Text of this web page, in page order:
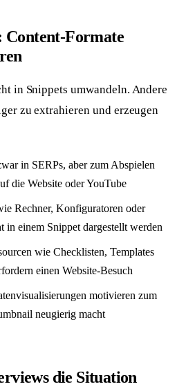
Content-Formate
in Snippets umwandeln. Andere
zu extrahieren und erzeugen
in SERPs, aber zum Abspielen
die Website oder YouTube
Rechner, Konfiguratoren oder
in einem Snippet dargestellt werden
wie Checklisten, Templates
einen Website-Besuch
motivieren zum
neugierig macht
die Situation